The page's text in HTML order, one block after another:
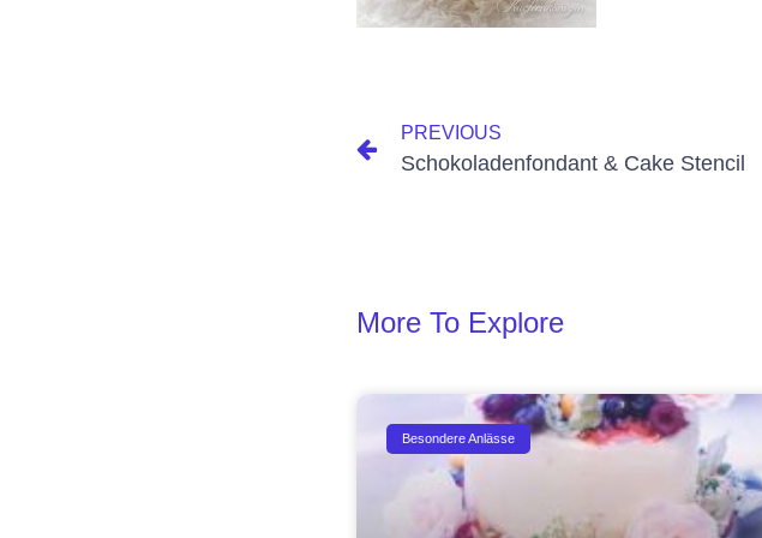
PREVIOUS
Schokoladenfondant & Cake Stencil
More To Explore
Besondere Anlässe